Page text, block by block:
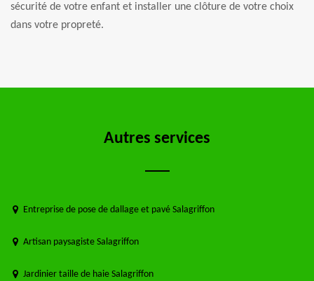
sécurité de votre enfant et installer une clôture de votre choix
dans votre propreté.
Autres services
Entreprise de pose de dallage et pavé Salagriffon
Artisan paysagiste Salagriffon
Jardinier taille de haie Salagriffon